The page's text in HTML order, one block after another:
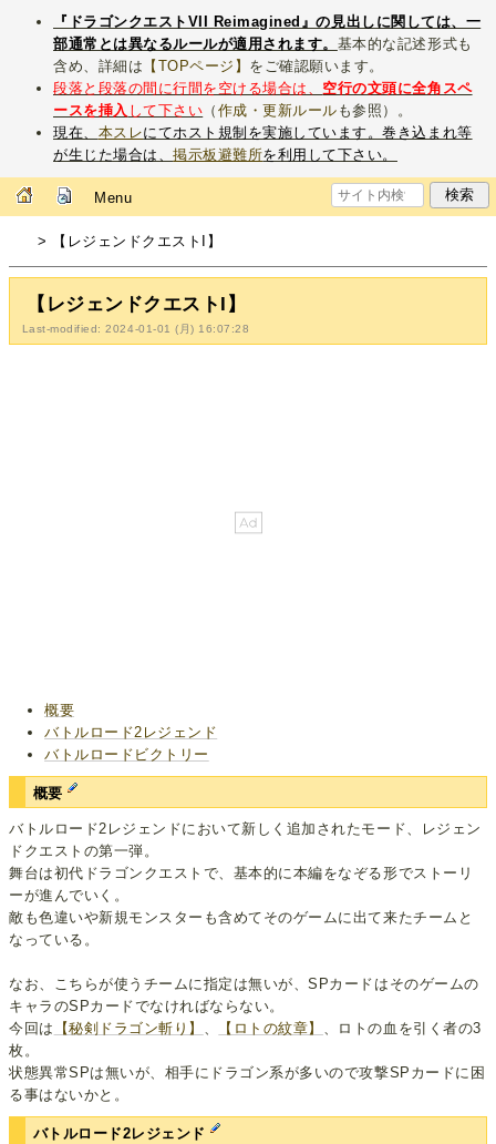
『ドラゴンクエストVII Reimagined』の見出しに関しては、一
部通常とは異なるルールが適用されます。 基本的な記述形式も
含め、詳細は 【TOPページ】 をご確認願います。
段落と段落の間に行間を空ける場合は、 空行の文頭に全角スペ
ースを挿入 して下さい （ 作成・更新ルール も参照）。
現在、 本スレにてホスト規制を実施しています。巻き込まれ等
が生じた場合は、掲示板避難所を利用して下さい。
Menu
> 【レジェンドクエストI】
【レジェンドクエストI】
Last-modified: 2024-01-01 (月) 16:07:28
概要
バトルロード2レジェンド
バトルロードビクトリー
概要
バトルロード2レジェンドにおいて新しく追加されたモード、レジェン
ドクエストの第一弾。
舞台は初代ドラゴンクエストで、基本的に本編をなぞる形でストーリ
ーが進んでいく。
敵も色違いや新規モンスターも含めてそのゲームに出て来たチームと
なっている。
なお、こちらが使うチームに指定は無いが、SPカードはそのゲームの
キャラのSPカードでなければならない。
今回は
【秘剣ドラゴン斬り】 【ロトの紋章】
、ロトの血を引く者の3
枚。
状態異常SPは無いが、相手にドラゴン系が多いので攻撃SPカードに困
る事はないかと。
バトルロード2レジェンド